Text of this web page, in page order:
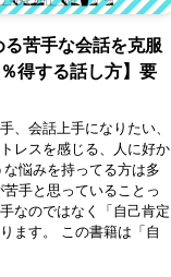
苦手な会話を克服
得する話し方】要
、会話上手になりたい、
レスを感じる、人に好か
悩みを持ってる方は多
手と思っていることっ
なのではなく「自己肯定
ます。 この書籍は「自